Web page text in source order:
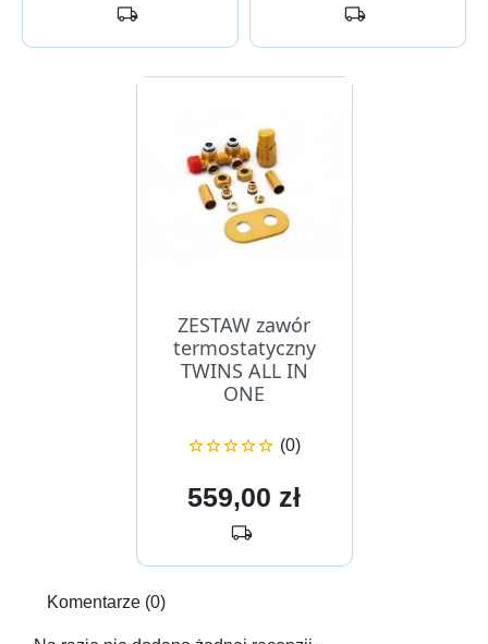
local_shipping local_shipping
ZESTAW zawór
termostatyczny
TWINS ALL IN
ONE
 (0)
Cena
559,00 zł
local_shipping
Komentarze (0)